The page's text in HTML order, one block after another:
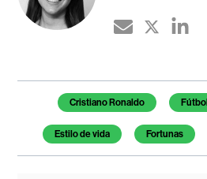
Temas de este artículo
Cristiano Ronaldo Fútbol
Estilo de vida Fortunas